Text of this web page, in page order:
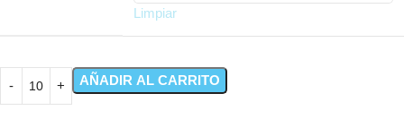
Limpiar
AÑADIR AL CARRITO